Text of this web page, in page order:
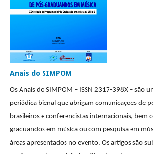
Anais do SIMPOM
Os Anais do SIMPOM – ISSN 2317-398X – são
periódica bienal que abrigam comunicações de
brasileiros e conferencistas internacionais, bem
graduandos em música ou com pesquisa em
áreas apresentados no evento. Os artigos são